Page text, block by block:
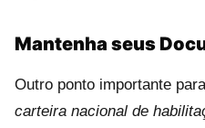
Mantenha seus
Outro ponto importante
carteira nacional de